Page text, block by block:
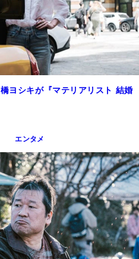
ヨシキが『マテリアリスト 結婚
エンタメ